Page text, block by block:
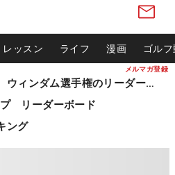
メルマガ登録
レッスン ライフ 漫画 ゴル
松山英樹ら出場 ウィンダム選手権のリーダーボード
リーダーボード
ング